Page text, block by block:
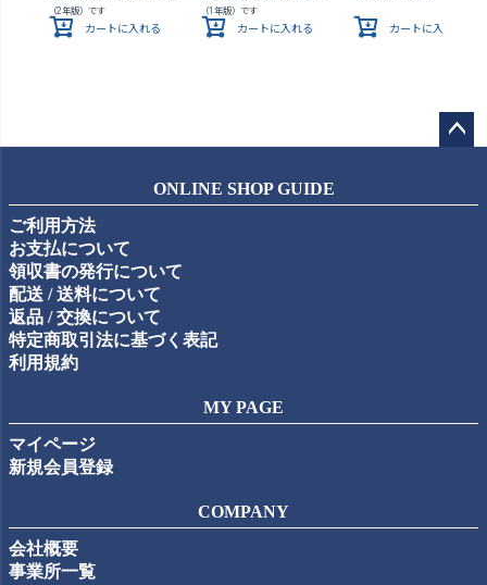
（2年版）です
カートに入れる
（1年版）です
カートに入れる カートに入れる
ップ
ONLINE SHOP GUIDE
ご利用方法
お支払について
領収書の発行について
配送 / 送料について
返品 / 交換について
特定商取引法に基づく表記
利用規約
MY PAGE
マイページ
新規会員登録
COMPANY
会社概要
事業所一覧